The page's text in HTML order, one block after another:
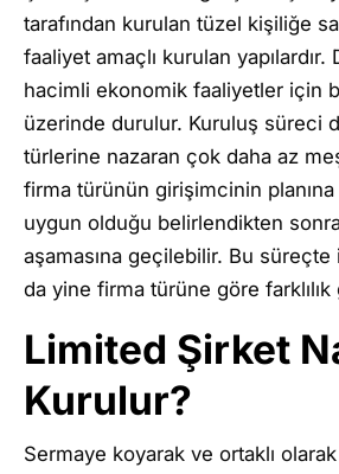
tarafından kurulan tüzel kişiliğe
faaliyet amaçlı kurulan yapılardır.
hacimli ekonomik faaliyetler için
üzerinde durulur. Kuruluş süreci
türlerine nazaran çok daha az
firma türünün girişimcinin
uygun olduğu belirlendikten
aşamasına geçilebilir. Bu süreçte
da yine firma türüne göre
Limited Şirket
Kurulur?
Sermaye koyarak ve ortaklı